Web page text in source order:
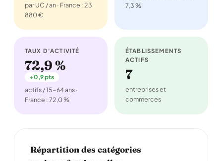
par UC / an · France : 23
880 €
7,3 %
TAUX D'ACTIVITÉ
72,9 %
+0,9 pts
actifs / 15-64 ans ·
France : 72,0 %
ÉTABLISSEMENTS
ACTIFS
7
entreprises et
commerces
Répartition des catégories